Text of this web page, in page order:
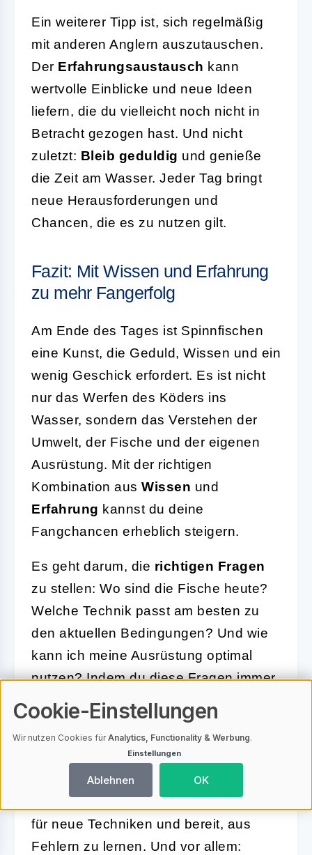
Ein weiterer Tipp ist, sich regelmäßig
mit anderen Anglern auszutauschen.
Der Erfahrungsaustausch kann
wertvolle Einblicke und neue Ideen
liefern, die du vielleicht noch nicht in
Betracht gezogen hast. Und nicht
zuletzt: Bleib geduldig und genieße
die Zeit am Wasser. Jeder Tag bringt
neue Herausforderungen und
Chancen, die es zu nutzen gilt.
Fazit: Mit Wissen und Erfahrung
zu mehr Fangerfolg
Am Ende des Tages ist Spinnfischen
eine Kunst, die Geduld, Wissen und ein
wenig Geschick erfordert. Es ist nicht
nur das Werfen des Köders ins
Wasser, sondern das Verstehen der
Umwelt, der Fische und der eigenen
Ausrüstung. Mit der richtigen
Kombination aus Wissen und
Erfahrung kannst du deine
Fangchancen erheblich steigern.
Es geht darum, die richtigen Fragen
zu stellen: Wo sind die Fische heute?
Welche Technik passt am besten zu
den aktuellen Bedingungen? Und wie
kann ich meine Ausrüstung optimal
nutzen? Indem du diese Fragen immer
wieder neu beantwortest, entwickelst
du ein tieferes Verständnis für das
Spinnfischen.
Denke daran, dass jeder Angeltag eine
Lerngelegenheitbietet. Sei offen
für neue Techniken und bereit, aus
Fehlern zu lernen. Und vor allem:
Cookie-Einstellungen
Wir nutzen Cookies fürAnalytics, Functionality & Werbung.
Einstellungen
Ablehnen OK